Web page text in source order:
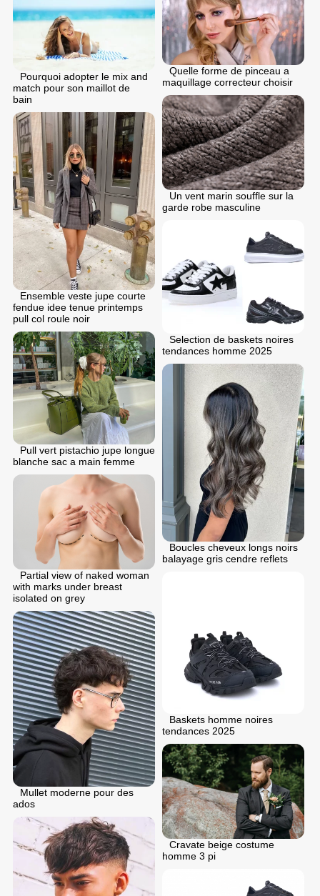
Pourquoi adopter le mix and
match pour son maillot de
bain
Quelle forme de pinceau a
maquillage correcteur choisir
Un vent marin souffle sur la
garde robe masculine
Ensemble veste jupe courte
fendue idee tenue printemps
pull col roule noir
Selection de baskets noires
tendances homme 2025
Pull vert pistachio jupe longue
blanche sac a main femme
Boucles cheveux longs noirs
balayage gris cendre reflets
Partial view of naked woman
with marks under breast
isolated on grey
Baskets homme noires
tendances 2025
Mullet moderne pour des
ados
Cravate beige costume
homme 3 pi